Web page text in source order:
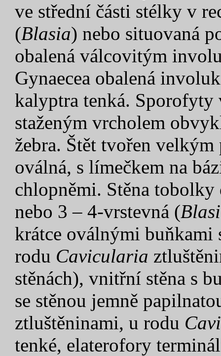
ve střední části stélky v
(Blasia) nebo situovaná
obalená válcovitým
Gynaecea obalená
kalyptra tenká.
staženým vrcholem
žebra. Štět tvořen
oválná, s límečkem na
chlopněmi. Stěna
nebo 3 – 4-vrstevná (
krátce oválnými
rodu Cavicularia
stěnách), vnitřní stěna s
se stěnou jemně
ztluštěninami, u rodu
tenké, elaterofory